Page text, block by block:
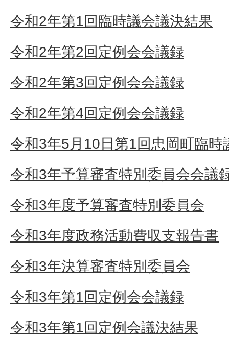
令和2年第1回臨時議会議決結果
令和2年第2回定例会会議録
令和2年第3回定例会会議録
令和2年第4回定例会会議録
令和3年5月10日第1回忠岡町臨時
令和3年予算審査特別委員会会議
令和3年度予算審査特別委員会
令和3年度政務活動費収支報告書
令和3年決算審査特別委員会
令和3年第1回定例会会議録
令和3年第1回定例会議決結果